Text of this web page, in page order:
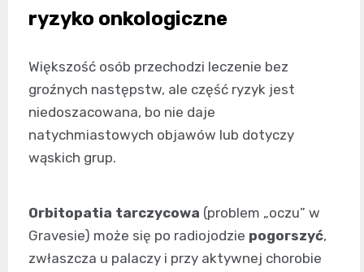
ryzyko onkologiczne
Większość osób przechodzi leczenie bez
groźnych następstw, ale część ryzyk jest
niedoszacowana, bo nie daje
natychmiastowych objawów lub dotyczy
wąskich grup.
Orbitopatia tarczycowa (problem „oczu” w
Gravesie) może się po radiojodzie pogorszyć,
zwłaszcza u palaczy i przy aktywnej chorobie